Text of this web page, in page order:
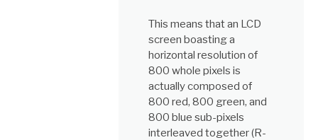
This means that an LCD
screen boasting a
horizontal resolution of
800 whole pixels is
actually composed of
800 red, 800 green, and
800 blue sub-pixels
interleaved together (R-